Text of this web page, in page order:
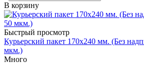
В корзину
Быстрый просмотр
Курьерский пакет 170х240 мм. (Без
мкм.)
Много